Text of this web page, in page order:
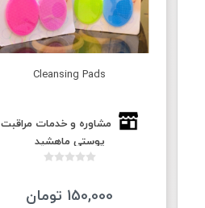
Cleansing Pads
مشاوره و خدمات مراقبت
پوستی ماهشید
150,000 تومان